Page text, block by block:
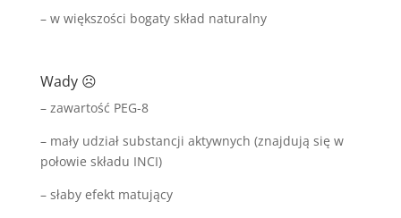
– w większości bogaty skład naturalny
Wady ☹
– zawartość PEG-8
– mały udział substancji aktywnych (znajdują się w
połowie składu INCI)
– słaby efekt matujący